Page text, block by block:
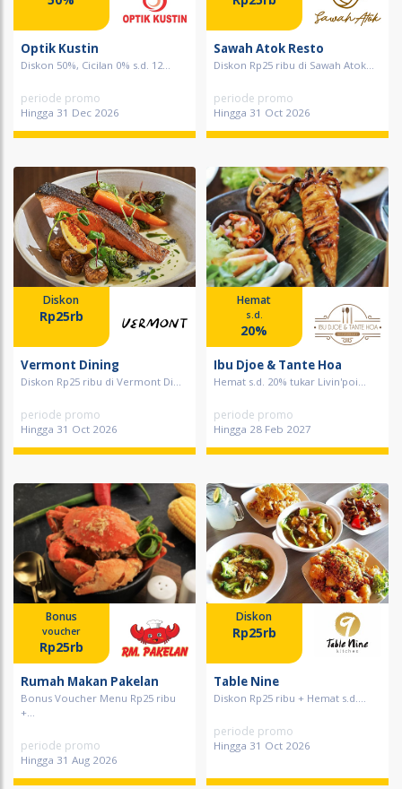
Optik Kustin
Diskon 50%, Cicilan 0% s.d. 12...
periode promo
Hingga 31 Dec 2026
Sawah Atok Resto
Diskon Rp25 ribu di Sawah Atok...
periode promo
Hingga 31 Oct 2026
Diskon
Rp25rb
Vermont Dining
Diskon Rp25 ribu di Vermont Di...
periode promo
Hingga 31 Oct 2026
Hemat
s.d.
20%
Ibu Djoe & Tante Hoa
Hemat s.d. 20% tukar Livin'poi...
periode promo
Hingga 28 Feb 2027
Bonus
voucher
Rp25rb
Rumah Makan Pakelan
Bonus Voucher Menu Rp25 ribu
+...
periode promo
Hingga 31 Aug 2026
Diskon
Rp25rb
Table Nine
Diskon Rp25 ribu + Hemat s.d....
periode promo
Hingga 31 Oct 2026